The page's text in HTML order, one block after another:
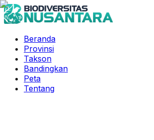
Beranda
Provinsi
Takson
Bandingkan
Peta
Tentang